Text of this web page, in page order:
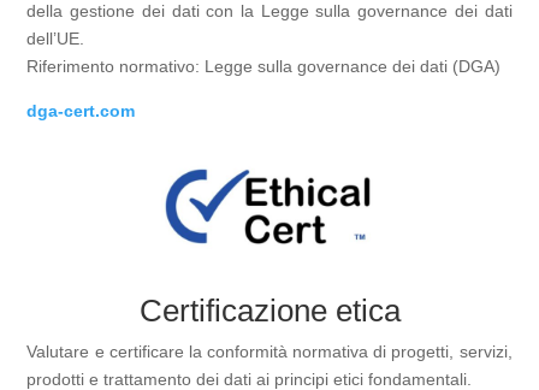
della gestione dei dati con la Legge sulla governance dei dati
dell’UE.
Riferimento normativo: Legge sulla governance dei dati (DGA)
dga-cert.com
Certificazione etica
Valutare e certificare la conformità normativa di progetti, servizi,
prodotti e trattamento dei dati ai principi etici fondamentali.